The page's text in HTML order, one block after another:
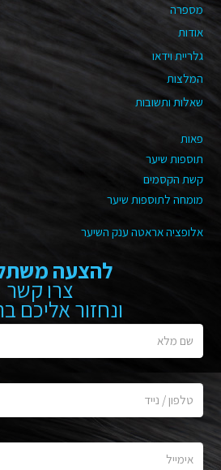
מספרה
אודות
גלריית וידאו
המלצות
שאלות ותשובות
פאות
תוספות שיער
קשת הקסמים
מומחה לתוספות שיער
אלופציה אראטה ענק השיער
להצעה
צרו קשר
ונחזור אליכם